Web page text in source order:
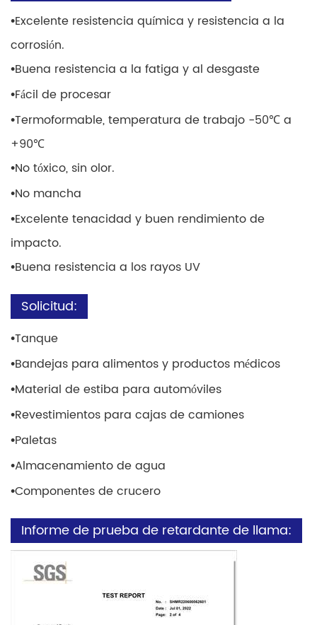
•Excelente resistencia química y resistencia a la
corrosión.
•Buena resistencia a la fatiga y al desgaste
•Fácil de procesar
•Termoformable, temperatura de trabajo -50℃ a
+90℃
•No tóxico, sin olor.
•No mancha
•Excelente tenacidad y buen rendimiento de
impacto.
•Buena resistencia a los rayos UV
Solicitud:
•Tanque
•Bandejas para alimentos y productos médicos
•Material de estiba para automóviles
•Revestimientos para cajas de camiones
•Paletas
•Almacenamiento de agua
•Componentes de crucero
Informe de prueba de retardante de llama: